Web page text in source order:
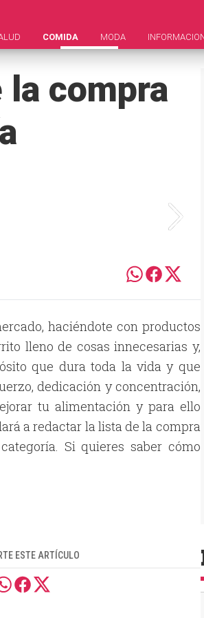
COMIDA MODA
compra
haciéndote con productos
lleno de cosas innecesarias y,
que dura toda la vida y que
dedicación y concentración,
tu alimentación y para ello
a redactar la lista de la compra
Si quieres saber cómo
ESTE ARTÍCULO